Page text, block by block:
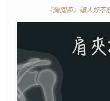
『肩關節』讓人好不